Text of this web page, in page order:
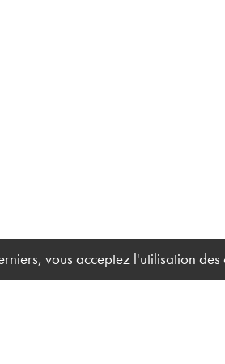
vous acceptez l'utilisation des